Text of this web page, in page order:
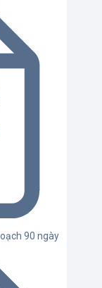
90 ngày